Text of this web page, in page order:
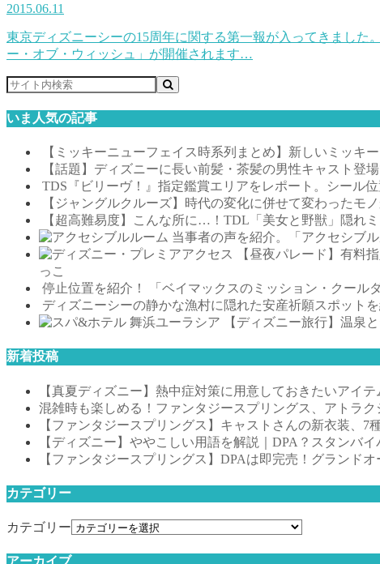
2015.06.11
東京ディズニーシーの15周年に関する第一報が入ってきました
ー・オブ・ウィッシュ」が開催されます…
いま人気の記事
【ミッキーニューフェイス時系列まとめ】新しいミッ
【話題】ディズニーに長い前髪・茶髪の男性キャスト登
TDS『ビリーヴ！』指定鑑賞エリアをレポート。シール
【ジャングルクルーズ】時代の変化に併せて変わったモ
【超高難易度】こんな所に…！TDL「美女と野獣」隠れ
当事者の声を紹介。「アクセシブ
【昼夜パレード】有料
っこ
停止位置を紹介！ 「ベイマックスのミッション・クール
ディズニーシーの静かな漁村に隠れた安産祈願スポットを
【ディズニー旅行】温泉
新着投稿
【真夏ディズニー】熱中症対策に用意しておきたいアイテ
混雑時も楽しめる！ファンタジースプリングス、アトラ
【ファンタジースプリングス】キャストさんの新衣装、7
【ディズニー】ややこしい用語を解説｜DPA？スタンバ
【ファンタジースプリングス】DPAは即完売！グランド
カテゴリー
カテゴリー